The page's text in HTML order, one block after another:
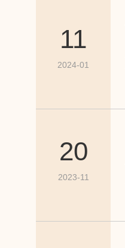
11
2024-01
20
2023-11